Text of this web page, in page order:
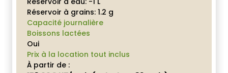
Réservoir à grains: 1.2 g
Capacité journalière
Boissons lactées
Oui
Prix à la location tout inclus
À partir de :